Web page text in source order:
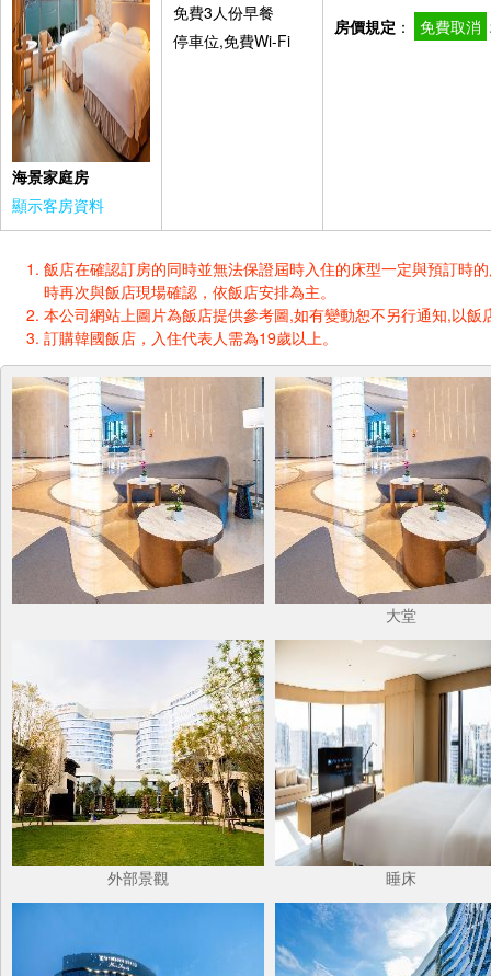
海景家庭房
顯示客房資料
免費3人份早餐
停車位,免費Wi-Fi
房價規定 ： 免費取消
飯店在確認訂房的同時並無法保證屆時入住的床型一定與預訂時
時再次與飯店現場確認，依飯店安排為主。
本公司網站上圖片為飯店提供參考圖,如有變動恕不另行通知,以飯
訂購韓國飯店，入住代表人需為19歲以上。
大堂
外部景觀 睡床